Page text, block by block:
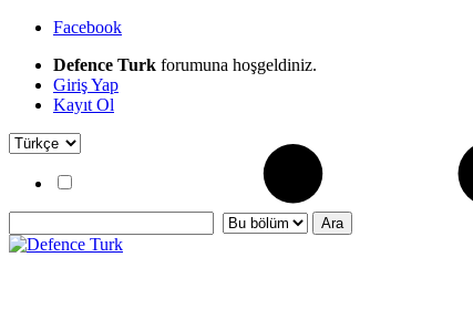
Facebook
Defence Turk forumuna hoşgeldiniz.
Giriş Yap
Kayıt Ol